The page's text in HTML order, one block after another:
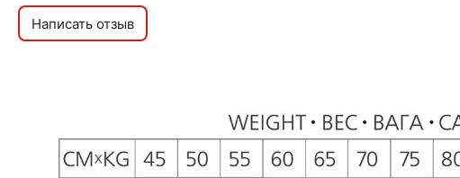
Написать отзыв